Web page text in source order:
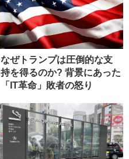
なぜトランプは圧倒的な支
持を得るのか? 背景にあった
「IT革命」敗者の怒り